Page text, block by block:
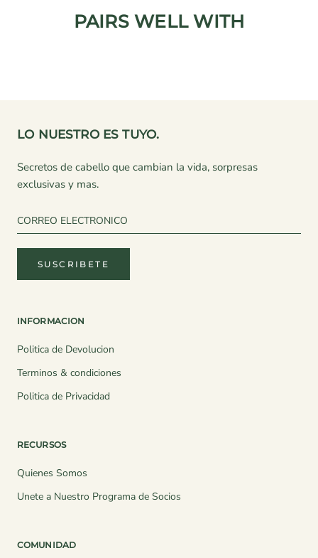
PAIRS WELL WITH
LO NUESTRO ES TUYO.
Secretos de cabello que cambian la vida, sorpresas
exclusivas y mas.
SUSCRIBETE
INFORMACION
Politica de Devolucion
Terminos & condiciones
Politica de Privacidad
RECURSOS
Quienes Somos
Unete a Nuestro Programa de Socios
COMUNIDAD